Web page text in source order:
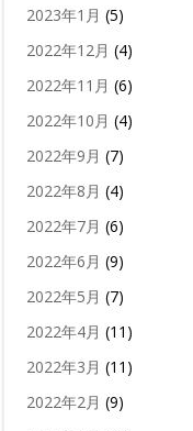
2023年1月 (5)
2022年12月 (4)
2022年11月 (6)
2022年10月 (4)
2022年9月 (7)
2022年8月 (4)
2022年7月 (6)
2022年6月 (9)
2022年5月 (7)
2022年4月 (11)
2022年3月 (11)
2022年2月 (9)